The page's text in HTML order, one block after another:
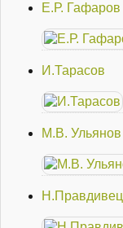
Е.Р. Гафаров
И.Тарасов
М.В. Ульянов
Н.Правдивец